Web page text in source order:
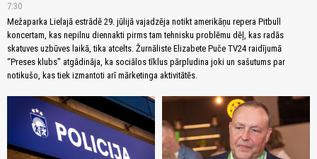
7:30
Mežaparka Lielajā estrādē 29. jūlijā vajadzēja notikt amerikāņu repera Pitbull
koncertam, kas nepilnu diennakti pirms tam tehnisku problēmu dēļ, kas radās
skatuves uzbūves laikā, tika atcelts. Žurnāliste Elizabete Puče TV24 raidījumā
“Preses klubs” atgādināja, ka sociālos tīklus pārpludina joki un sašutums par
notikušo, kas tiek izmantoti arī mārketinga aktivitātēs.